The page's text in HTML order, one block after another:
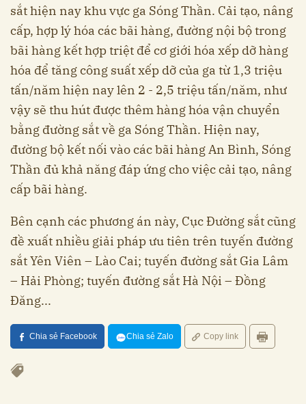
sắt hiện nay khu vực ga Sóng Thần. Cải tạo, nâng
cấp, hợp lý hóa các bãi hàng, đường nội bộ trong
bãi hàng kết hợp triệt để cơ giới hóa xếp dỡ hàng
hóa để tăng công suất xếp dỡ của ga từ 1,3 triệu
tấn/năm hiện nay lên 2 - 2,5 triệu tấn/năm, như
vậy sẽ thu hút được thêm hàng hóa vận chuyển
bằng đường sắt về ga Sóng Thần. Hiện nay,
đường bộ kết nối vào các bãi hàng An Bình, Sóng
Thần đủ khả năng đáp ứng cho việc cải tạo, nâng
cấp bãi hàng.
Bên cạnh các phương án này, Cục Đường sắt cũng
đề xuất nhiều giải pháp ưu tiên trên tuyến đường
sắt Yên Viên – Lào Cai; tuyến đường sắt Gia Lâm
– Hải Phòng; tuyến đường sắt Hà Nội – Đồng
Đăng...
Chia sẻ Facebook Chia sẻ Zalo Copy link